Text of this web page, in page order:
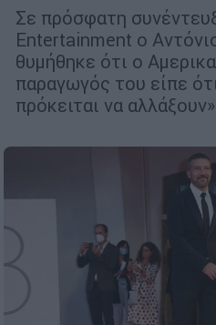
Σε πρόσφατη
Entertainment ο
θυμήθηκε ότι ο
παραγωγός του είπε
πρόκειται να αλλάξουν»